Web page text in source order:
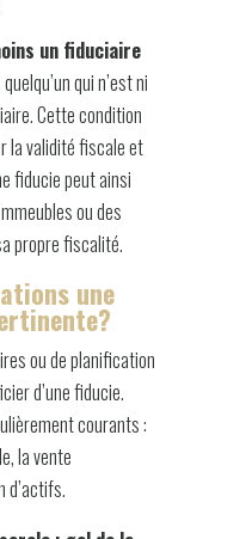
un fiduciaire
qui n’est ni
Cette condition
la validité fiscale et
fiducie peut ainsi
ou des
propre fiscalité.
une
ou de planification
d’une fiducie.
courants :
la vente
d’actifs.